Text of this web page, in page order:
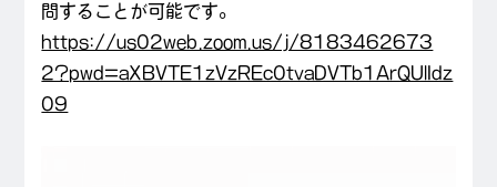
問することが可能です。
https://us02web.zoom.us/j/8183462673
2?pwd=aXBVTE1zVzREc0tvaDVTb1ArQUlIdz
09